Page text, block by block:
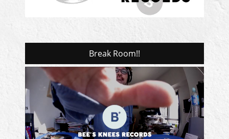
Break Room!!